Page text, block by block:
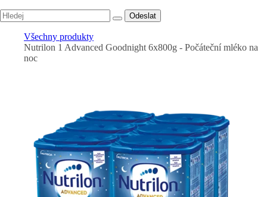
Odeslat
Všechny produkty
Nutrilon 1 Advanced Goodnight 6x800g - Počáteční mléko na
noc